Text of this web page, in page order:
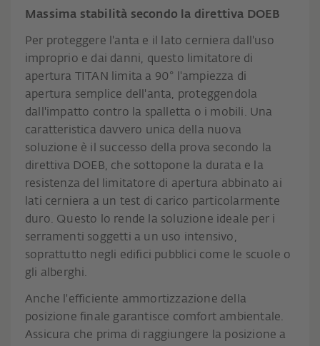
Massima stabilità secondo la direttiva DOEB
Per proteggere l'anta e il lato cerniera dall'uso
improprio e dai danni, questo limitatore di
apertura TITAN limita a 90° l'ampiezza di
apertura semplice dell'anta, proteggendola
dall'impatto contro la spalletta o i mobili. Una
caratteristica davvero unica della nuova
soluzione è il successo della prova secondo la
direttiva DOEB, che sottopone la durata e la
resistenza del limitatore di apertura abbinato ai
lati cerniera a un test di carico particolarmente
duro. Questo lo rende la soluzione ideale per i
serramenti soggetti a un uso intensivo,
soprattutto negli edifici pubblici come le scuole o
gli alberghi.
Anche l'efficiente ammortizzazione della
posizione finale garantisce comfort ambientale.
Assicura che prima di raggiungere la posizione a